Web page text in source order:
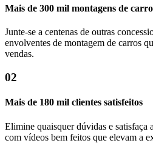
Mais de 300 mil montagens de
Junte-se a centenas de outras
envolventes de montagem de carros
vendas.
02
Mais de 180 mil clientes satisfeitos
Elimine quaisquer dúvidas e satisfaça
com vídeos bem feitos que elevam a